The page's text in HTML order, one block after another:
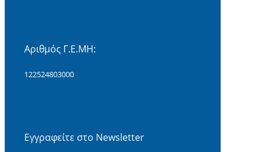
Αριθμός Γ.Ε.ΜΗ:
122524803000
Εγγραφείτε στο Newsletter